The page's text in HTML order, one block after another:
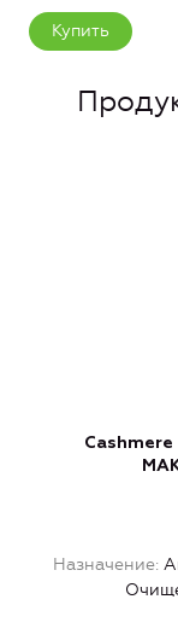
Купить
Назначение